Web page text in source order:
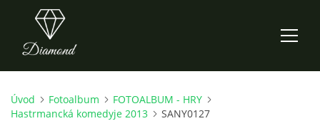
ÚVOD
Úvod Fotoalbum
FOTOALBUM - HRY
Hastrmancká komedyje 2013
SANY0127